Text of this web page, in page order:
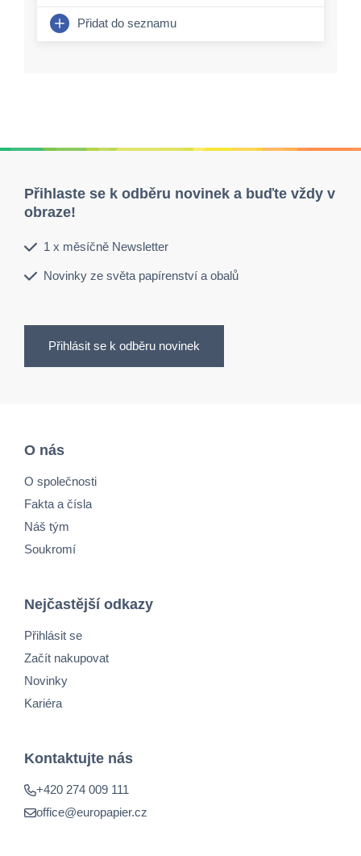
Přidat do seznamu
Přihlaste se k odběru novinek a buďte vždy v
obraze!
1 x měsíčně Newsletter
Novinky ze světa papírenství a obalů
Přihlásit se k odběru novinek
O nás
O společnosti
Fakta a čísla
Náš tým
Soukromí
Nejčastější odkazy
Přihlásit se
Začít nakupovat
Novinky
Kariéra
Kontaktujte nás
+420 274 009 111
office@europapier.cz